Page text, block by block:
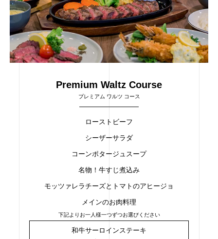
Premium Waltz Course
プレミアム ワルツ コース
ローストビーフ
シーザーサラダ
コーンポタージュスープ
名物！牛すじ煮込み
モッツァレラチーズとトマトのアヒージョ
メインのお肉料理
下記よりお一人様一つずつお選びください
和牛サーロインステーキ